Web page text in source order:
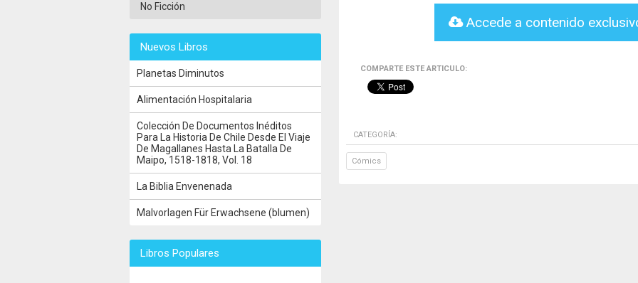
Accede a contenido
COMPARTE ESTE ARTICULO:
CATEGORÍA:
Cómics
No Ficción
Nuevos Libros
Planetas Diminutos
Alimentación Hospitalaria
Colección De Documentos Inéditos
Para La Historia De Chile Desde El Viaje
De Magallanes Hasta La Batalla De
Maipo, 1518-1818, Vol. 18
La Biblia Envenenada
Malvorlagen Für Erwachsene (blumen)
Libros Populares